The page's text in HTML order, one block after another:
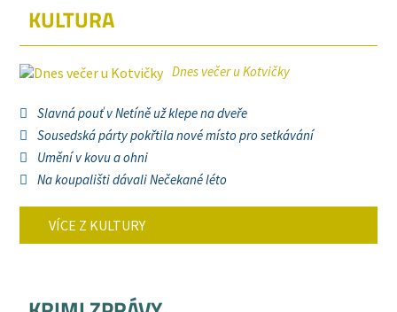
KULTURA
Dnes večer u Kotvičky
Slavná pouť v Netíně už klepe na dveře
Sousedská párty pokřtila nové místo pro setkávání
Umění v kovu a ohni
Na koupališti dávali Nečekané léto
VÍCE Z KULTURY